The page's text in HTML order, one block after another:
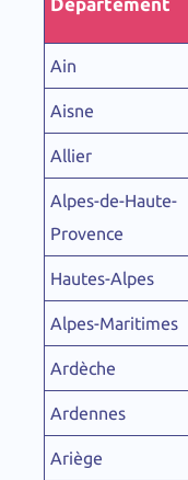
Ain
Aisne
Allier
Alpes-de-Haute-
Provence
Hautes-Alpes
Alpes-Maritimes
Ardèche
Ardennes
Ariège